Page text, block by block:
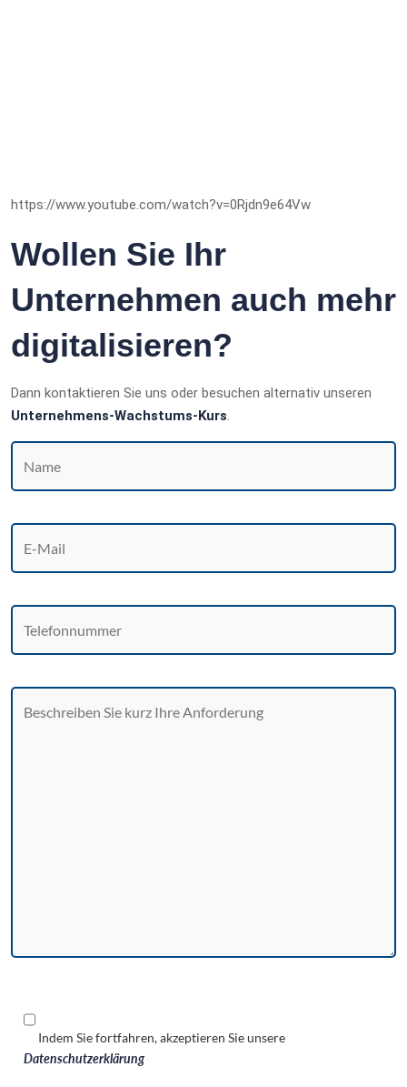
https://www.youtube.com/watch?v=0Rjdn9e64Vw
Wollen Sie Ihr
Unternehmen auch mehr
digitalisieren?
Dann kontaktieren Sie uns oder besuchen alternativ unseren
Unternehmens-Wachstums-Kurs.
Indem Sie fortfahren, akzeptieren Sie unsere
Datenschutzerklärung